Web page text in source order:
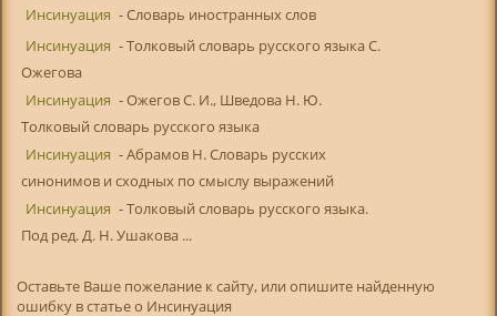
Инсинуация - Словарь иностранных слов
Инсинуация - Толковый словарь русского языка С.
Ожегова
Инсинуация - Ожегов С. И., Шведова Н. Ю.
Толковый словарь русского языка
Инсинуация - Абрамов Н. Словарь русских
синонимов и сходных по смыслу выражений
Инсинуация - Толковый словарь русского языка.
Под ред. Д. Н. Ушакова ...
Оставьте Ваше пожелание к сайту, или опишите найденную
ошибку в статье о Инсинуация